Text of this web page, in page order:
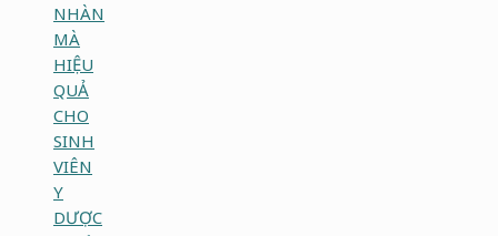
NHÀN
MÀ
HIỆU
QUẢ
CHO
SINH
VIÊN
Y
DƯỢC